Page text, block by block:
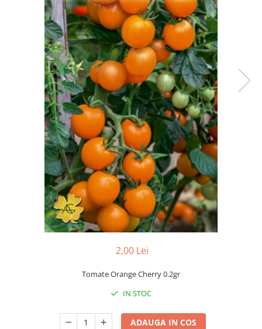
2,00 Lei
Tomate Orange Cherry 0.2gr
IN STOC
ADAUGA IN COS